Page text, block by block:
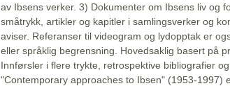
av Ibsens verker. 3) Dokumenter om Ibsens liv og
småtrykk, artikler og kapitler i samlingsverker og
aviser. Referanser til videogram og lydopptak er
eller språklig begrensning. Hovedsaklig basert på
Innførsler i flere trykte, retrospektive bibliografier
"Contemporary approaches to Ibsen" (1953-1997)